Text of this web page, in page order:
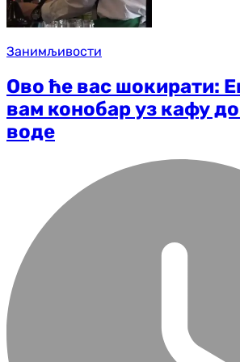
Занимљивости
Ово ће вас шокирати:
вам конобар уз кафу
воде